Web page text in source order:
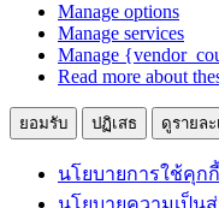
ตลาด
Manage options
Manage services
Manage
Read more about
ยอมรับ ปฏิเสธ ดูรายล
นโยบายการใช้คุกกี้